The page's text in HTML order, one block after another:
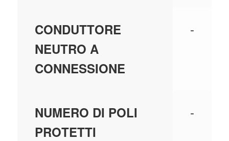
CONDUTTORE
NEUTRO A
CONNESSIONE
-
NUMERO DI POLI
PROTETTI
-